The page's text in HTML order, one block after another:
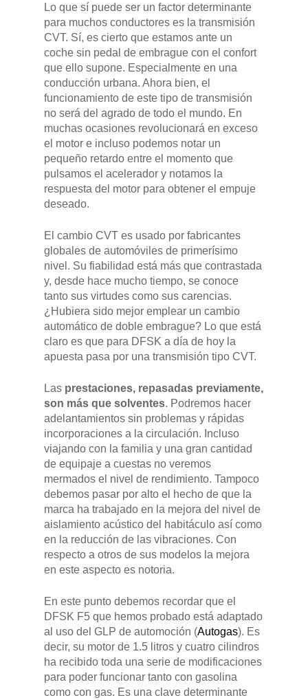
Lo que sí puede ser un factor determinante
para muchos conductores es la transmisión
CVT. Sí, es cierto que estamos ante un
coche sin pedal de embrague con el confort
que ello supone. Especialmente en una
conducción urbana. Ahora bien, el
funcionamiento de este tipo de transmisión
no será del agrado de todo el mundo. En
muchas ocasiones revolucionará en exceso
el motor e incluso podemos notar un
pequeño retardo entre el momento que
pulsamos el acelerador y notamos la
respuesta del motor para obtener el empuje
deseado.
El cambio CVT es usado por fabricantes
globales de automóviles de primerísimo
nivel. Su fiabilidad está más que contrastada
y, desde hace mucho tiempo, se conoce
tanto sus virtudes como sus carencias.
¿Hubiera sido mejor emplear un cambio
automático de doble embrague? Lo que está
claro es que para DFSK a día de hoy la
apuesta pasa por una transmisión tipo CVT.
Las prestaciones, repasadas previamente,
son más que solventes. Podremos hacer
adelantamientos sin problemas y rápidas
incorporaciones a la circulación. Incluso
viajando con la familia y una gran cantidad
de equipaje a cuestas no veremos
mermados el nivel de rendimiento. Tampoco
debemos pasar por alto el hecho de que la
marca ha trabajado en la mejora del nivel de
aislamiento acústico del habitáculo así como
en la reducción de las vibraciones. Con
respecto a otros de sus modelos la mejora
en este aspecto es notoria.
En este punto debemos recordar que el
DFSK F5 que hemos probado está adaptado
al uso del GLP de automoción (Autogas). Es
decir, su motor de 1.5 litros y cuatro cilindros
ha recibido toda una serie de modificaciones
para poder funcionar tanto con gasolina
como con gas. Es una clave determinante